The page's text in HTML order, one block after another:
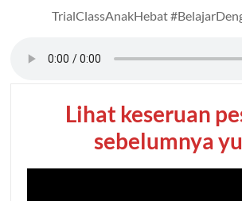
TrialClassAnakHebat
Lihat keseruan
sebelumnya